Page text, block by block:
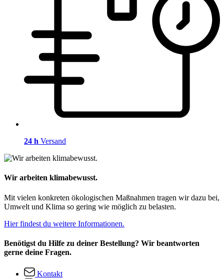
24 h Versand
Wir arbeiten klimabewusst.
Mit vielen konkreten ökologischen Maßnahmen tragen wir dazu bei,
Umwelt und Klima so gering wie möglich zu belasten.
Hier findest du weitere Informationen.
Benötigst du Hilfe zu deiner Bestellung? Wir beantworten
gerne deine Fragen.
Kontakt